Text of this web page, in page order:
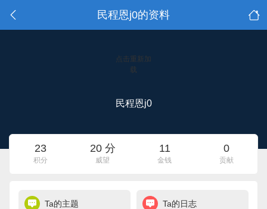
民程恩j0的资料
点击重新加
载
民程恩j0
23
积分
20 分
威望
11
金钱
0
贡献
Ta的主题 Ta的日志